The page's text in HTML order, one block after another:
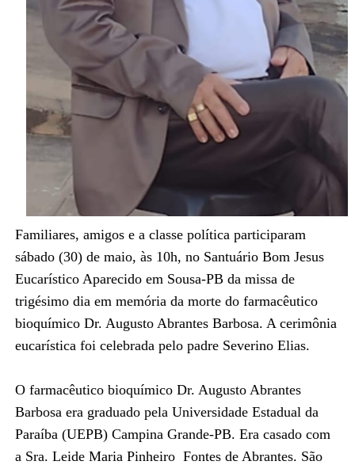
Familiares, amigos e a classe política participaram
sábado (30) de maio, às 10h, no Santuário Bom Jesus
Eucarístico Aparecido em Sousa-PB da missa de
trigésimo dia em memória da morte do farmacêutico
bioquímico Dr. Augusto Abrantes Barbosa. A cerimônia
eucarística foi celebrada pelo padre Severino Elias.
O farmacêutico bioquímico Dr. Augusto Abrantes
Barbosa era graduado pela Universidade Estadual da
Paraíba (UEPB) Campina Grande-PB. Era casado com
a Sra. Leide Maria Pinheiro Fontes de Abrantes. São